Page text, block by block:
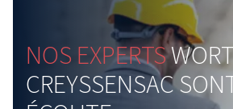
Optimisez les
vis rotatifs grâce à des
maintenance, des soins
d’origine et un service
temps d’arrêt.